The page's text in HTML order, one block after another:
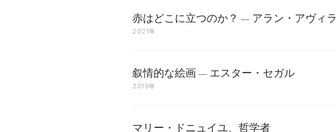
赤はどこに立つのか？ — アラン・アヴィラ
2021年
叙情的な絵画 — エスター・セガル
2019年
マリー・ドニュイユ、哲学者